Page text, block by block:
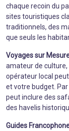
chaque recoin du
sites touristiques
traditionnels, des
que seuls les
Voyages sur
amateur de
opérateur local
et votre budget.
peut inclure des
des havelis
Guides